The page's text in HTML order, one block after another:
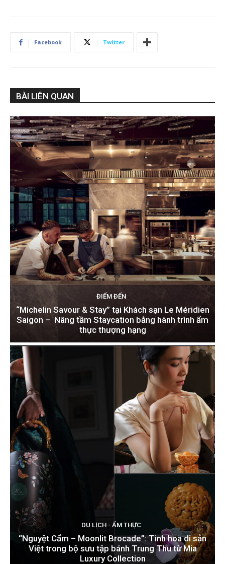
Facebook Twitter
BÀI LIÊN QUAN
ĐIỂM ĐẾN
“Michelin Savour & Stay” tại Khách sạn Le Méridien
Saigon – Nâng tầm Staycation bằng hành trình ẩm
thực thượng hạng
DU LỊCH - ẨM THỰC
“Nguyệt Cẩm – Moonlit Brocade”: Tinh hoa di sản
Việt trong bộ sưu tập bánh Trung Thu từ Mia
Luxury Collection